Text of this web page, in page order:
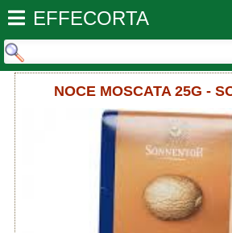
EFFECORTA
NOCE MOSCATA 25G -